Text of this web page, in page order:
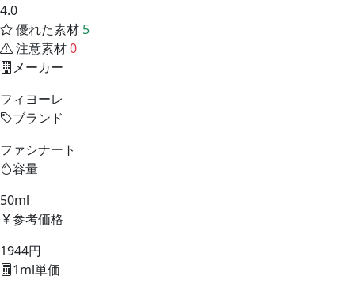
4.0
優れた素材 5
注意素材0
メーカー
フィヨーレ
ブランド
ファシナート
容量
50ml
参考価格
1944円
1ml単価